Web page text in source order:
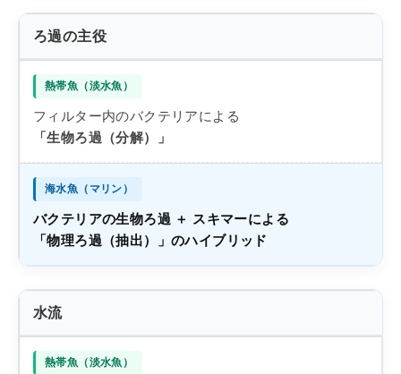
ろ過の主役
フィルター内のバクテリアによる
「生物ろ過（分解）」
バクテリアの生物ろ過 ＋ スキマーによる
「物理ろ過（抽出）」のハイブリッド
水流